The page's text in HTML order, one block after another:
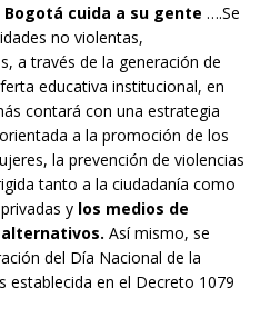
Bogotá cuida a su gente ….Se
no violentas,
a través de la generación de
educativa institucional, en
contará con una estrategia
a la promoción de los
la prevención de violencias
tanto a la ciudadanía como
y los medios de
Así mismo, se
del Día Nacional de la
establecida en el Decreto 1079